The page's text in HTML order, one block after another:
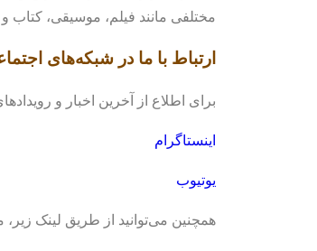
مختلفی مانند فیلم، موسیقی، کتاب
ارتباط با ما در شبکه‌های
برای اطلاع از آخرین اخبار و
اینستاگرام
یوتیوب
همچنین می‌توانید از طریق لینک